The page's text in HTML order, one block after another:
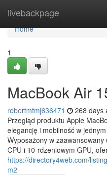
livebackpage
Home
Home
1
MacBook Air
robertmtmj636471 268 days
Przegląd produktu Apple
elegancję i mobilność w
Wyposażony w
CPU i 10-rdzeniowym GPU,
https://directory4web.com/
m2